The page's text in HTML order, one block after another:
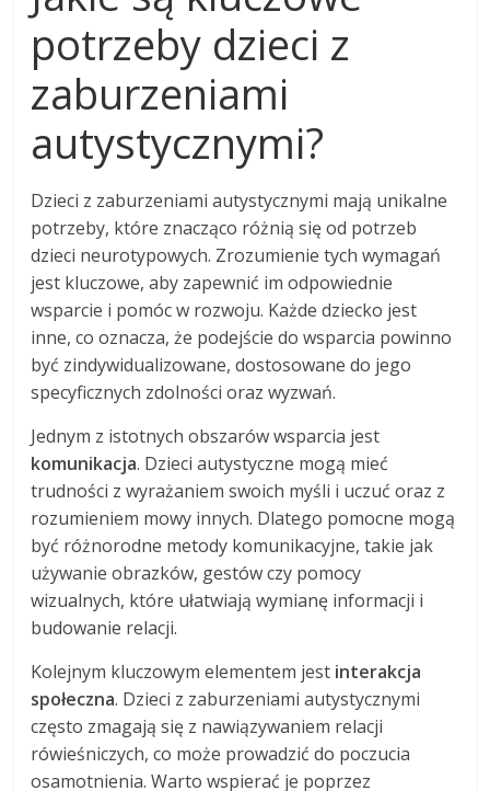
potrzeby dzieci z
zaburzeniami
autystycznymi?
Dzieci z zaburzeniami autystycznymi mają unikalne
potrzeby, które znacząco różnią się od potrzeb
dzieci neurotypowych. Zrozumienie tych wymagań
jest kluczowe, aby zapewnić im odpowiednie
wsparcie i pomóc w rozwoju. Każde dziecko jest
inne, co oznacza, że podejście do wsparcia powinno
być zindywidualizowane, dostosowane do jego
specyficznych zdolności oraz wyzwań.
Jednym z istotnych obszarów wsparcia jest
komunikacja. Dzieci autystyczne mogą mieć
trudności z wyrażaniem swoich myśli i uczuć oraz z
rozumieniem mowy innych. Dlatego pomocne mogą
być różnorodne metody komunikacyjne, takie jak
używanie obrazków, gestów czy pomocy
wizualnych, które ułatwiają wymianę informacji i
budowanie relacji.
Kolejnym kluczowym elementem jest interakcja
społeczna. Dzieci z zaburzeniami autystycznymi
często zmagają się z nawiązywaniem relacji
rówieśniczych, co może prowadzić do poczucia
osamotnienia. Warto wspierać je poprzez